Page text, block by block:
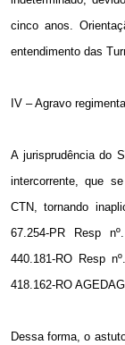
cinco anos.
entendimento das
IV – Agravo
A jurisprudência do
intercorrente, que
CTN, tornando
67.254-PR Resp
440.181-RO Resp
418.162-RO
Dessa forma, o